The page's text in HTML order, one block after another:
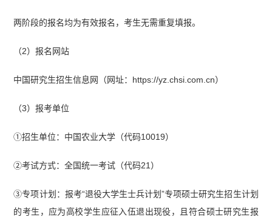
两阶段的报名均为有效报名，考生无需重复填报。
（2）报名网站
中国研究生招生信息网（网址：https://yz.chsi.com.cn）
（3）报考单位
①招生单位：中国农业大学（代码10019）
②考试方式：全国统一考试（代码21）
③专项计划：报考“退役大学生士兵计划”专项硕士研究生招生计划
的考生，应为高校学生应征入伍退出现役，且符合硕士研究生报